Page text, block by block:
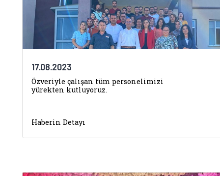
17.08.2023
Özveriyle çalışan tüm personelimizi
yürekten kutluyoruz.
Haberin Detayı